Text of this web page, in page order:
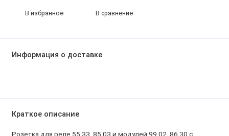
В избранное В сравнение
Информация о доставке
Краткое описание
Розетка для реле 55.33, 85.03 и модулей 99.02, 86.30 с